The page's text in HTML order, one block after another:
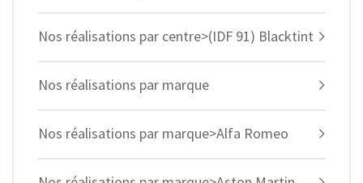
Nos réalisations par centre>(IDF 91) Blacktint
Nos réalisations par marque
Nos réalisations par marque>Alfa Romeo